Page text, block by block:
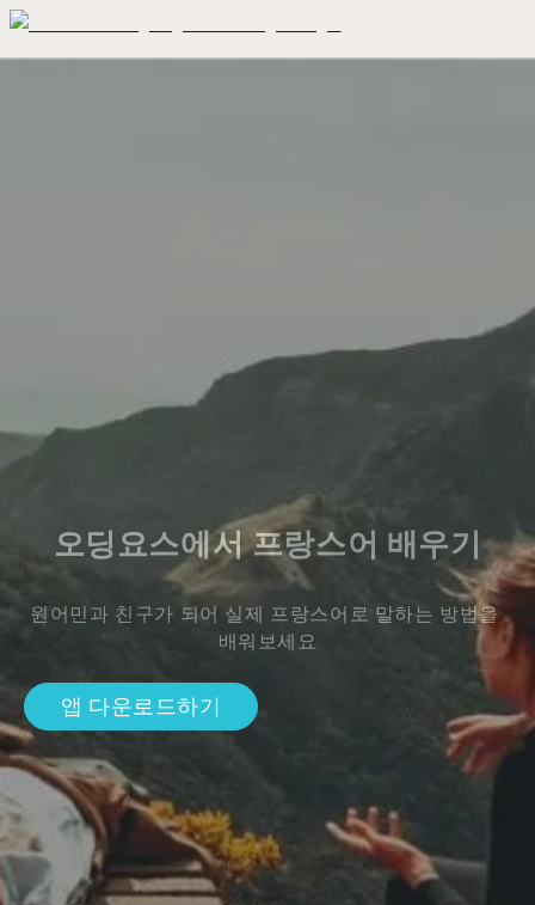
오딩요스에서 프랑스어 배우기
원어민과 친구가 되어 실제 프랑스어로 말하는 방법을
배워보세요
앱 다운로드하기